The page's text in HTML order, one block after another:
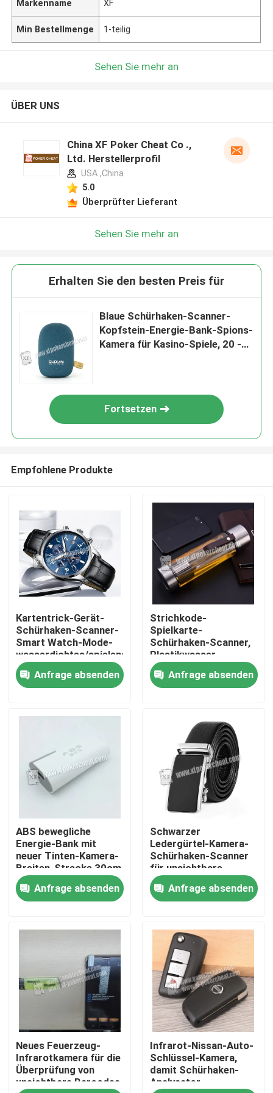
Produkte
Videos
Über uns
Werksbesichtigung
Qualitätskontrolle
Kontakt mit uns
Bitte um ein Angebot
Unsichtbare Spielkarten
Markenname XF
Min Bestellmenge 1-teilig
Sehen Sie mehr an
ÜBER UNS
China XF Poker Cheat Co .,
Ltd. Herstellerprofil
USA ,China
5.0
Überprüfter Lieferant
Sehen Sie mehr an
Erhalten Sie den besten Preis für
Blaue Schürhaken-Scanner-
Kopfstein-Energie-Bank-Spions-
Kamera für Kasino-Spiele, 20 -
Fortsetzen
Empfohlene Produkte
Kartentrick-Gerät-
Schürhaken-Scanner-
Smart Watch-Mode-
wasserdichtes/spielendes
Gerät
Anfrage absenden
Strichkode-
Spielkarte-
Schürhaken-Scanner,
Plastikwasser-
Schalen-Kamera
Anfrage absenden
ABS bewegliche
Energie-Bank mit
neuer Tinten-Kamera-
Breiten-Strecke 30cm
Anfrage absenden
Schwarzer
Ledergürtel-Kamera-
Schürhaken-Scanner
für unsichtbare
Strichkode-
signifikante
Spielkarten
Anfrage absenden
Neues Feuerzeug-
Infrarotkamera für die
Überprüfung von
unsichtbare Barcodes
Infrarot-Nissan-Auto-
Schlüssel-Kamera,
damit Schürhaken-
Analysator